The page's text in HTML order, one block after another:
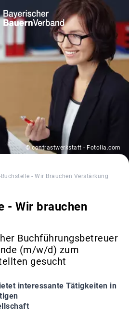
© contrastwerkstatt - Fotolia.com
Buchstelle - Wir Brauchen Verstärkung
- Wir brauchen
Buchführungsbetreuer
(m/w/d) zum
gesucht
interessante Tätigkeiten in